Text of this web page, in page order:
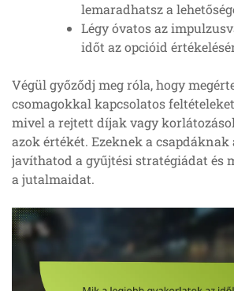
lemaradhatsz a
Légy óvatos az
időt az opcióid
Végül győződj meg róla, hogy
csomagokkal kapcsolatos
mivel a rejtett díjak vagy
azok értékét. Ezeknek a
javíthatod a gyűjtési stratégiádat és
a jutalmaidat.